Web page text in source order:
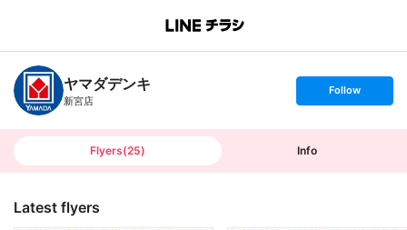
B
n
c
h
T
ヤマダデンキ
新宮店
s
t
o
Follow
Flyers(25) Info
Latest flyers